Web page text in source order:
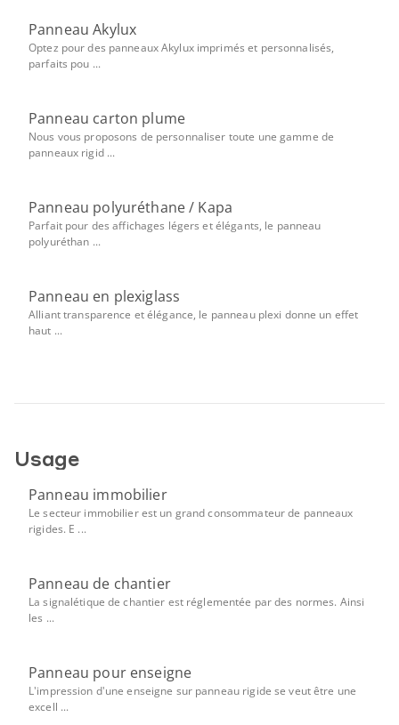
Panneau Akylux
Optez pour des panneaux Akylux imprimés et personnalisés,
parfaits pou ...
Panneau carton plume
Nous vous proposons de personnaliser toute une gamme de
panneaux rigid ...
Panneau polyuréthane / Kapa
Parfait pour des affichages légers et élégants, le panneau
polyuréthan ...
Panneau en plexiglass
Alliant transparence et élégance, le panneau plexi donne un effet
haut ...
Usage
Panneau immobilier
Le secteur immobilier est un grand consommateur de panneaux
rigides. E ...
Panneau de chantier
La signalétique de chantier est réglementée par des normes. Ainsi
les ...
Panneau pour enseigne
L'impression d'une enseigne sur panneau rigide se veut être une
excell ...